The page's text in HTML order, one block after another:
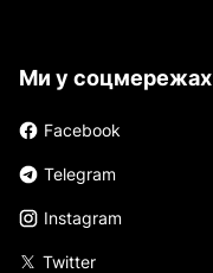
Ми у соцмережах
Facebook
Telegram
Instagram
Twitter